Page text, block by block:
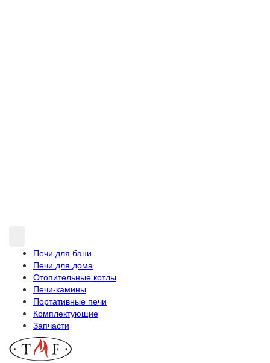
Печи для бани
Печи для дома
Отопительные котлы
Печи-камины
Портативные печи
Комплектующие
Запчасти